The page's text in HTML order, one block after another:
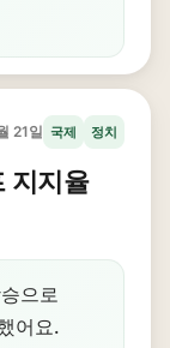
21일 국제 정치
지지율
으로
어요.